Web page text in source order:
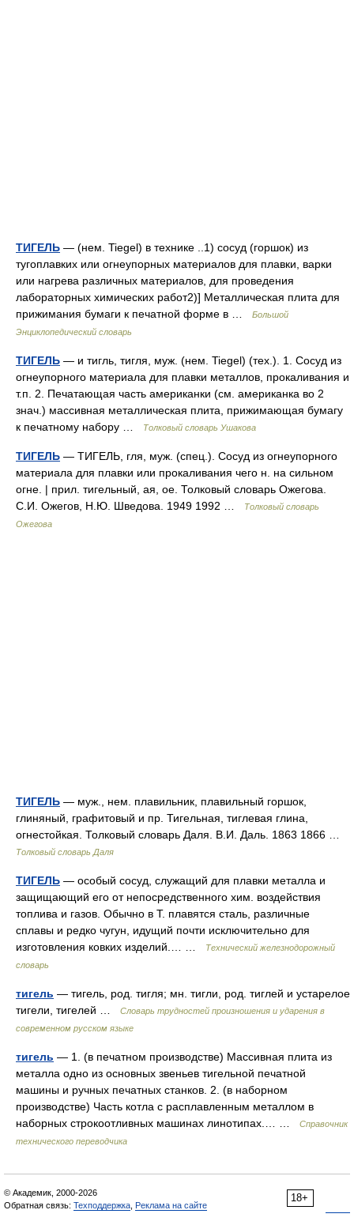
ТИГЕЛЬ — (нем. Tiegel) в технике ..1) сосуд (горшок) из
тугоплавких или огнеупорных материалов для плавки, варки
или нагрева различных материалов, для проведения
лабораторных химических работ2)] Металлическая плита для
прижимания бумаги к печатной форме в …
Большой
Энциклопедический словарь
ТИГЕЛЬ — и тигль, тигля, муж. (нем. Tiegel) (тех.). 1. Сосуд из
огнеупорного материала для плавки металлов, прокаливания и
т.п. 2. Печатающая часть американки (см. американка во 2
знач.) массивная металлическая плита, прижимающая бумагу
к печатному набору …
Толковый словарь Ушакова
ТИГЕЛЬ — ТИГЕЛЬ, гля, муж. (спец.). Сосуд из огнеупорного
материала для плавки или прокаливания чего н. на сильном
огне. | прил. тигельный, ая, ое. Толковый словарь Ожегова.
С.И. Ожегов, Н.Ю. Шведова. 1949 1992 …
Толковый словарь
Ожегова
ТИГЕЛЬ — муж., нем. плавильник, плавильный горшок,
глиняный, графитовый и пр. Тигельная, тиглевая глина,
огнестойкая. Толковый словарь Даля. В.И. Даль. 1863 1866 …
Толковый словарь Даля
ТИГЕЛЬ — особый сосуд, служащий для плавки металла и
защищающий его от непосредственного хим. воздействия
топлива и газов. Обычно в Т. плавятся сталь, различные
сплавы и редко чугун, идущий почти исключительно для
изготовления ковких изделий.… …
Технический железнодорожный
словарь
тигель — тигель, род. тигля; мн. тигли, род. тиглей и устарелое
тигели, тигелей …
Словарь трудностей произношения и ударения в
современном русском языке
тигель — 1. (в печатном производстве) Массивная плита из
металла одно из основных звеньев тигельной печатной
машины и ручных печатных станков. 2. (в наборном
производстве) Часть котла с расплавленным металлом в
наборных строкоотливных машинах линотипах.… …
Справочник
технического переводчика
18+
© Академик, 2000-2026
Обратная связь: Техподдержка Реклама на сайте